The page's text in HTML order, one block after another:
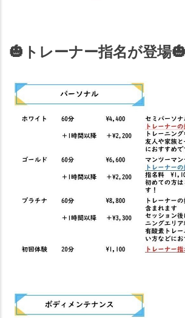
🎃 トレーナー指名が登場🎃